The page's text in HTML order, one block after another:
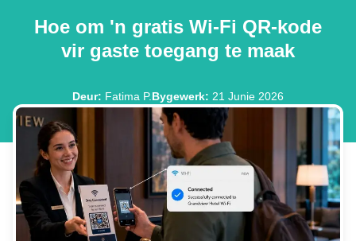
Hoe om 'n gratis Wi-Fi QR-kode
vir gaste toegang te maak
Deur: Fatima P.Bygewerk: 21 Junie 2026